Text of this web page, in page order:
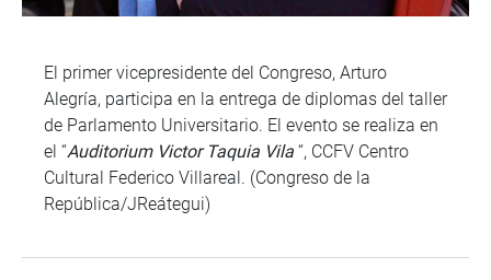
El primer vicepresidente del Congreso, Arturo
Alegría, participa en la entrega de diplomas del taller
de Parlamento Universitario. El evento se realiza en
el “Auditorium Victor Taquia Vila “, CCFV Centro
Cultural Federico Villareal. (Congreso de la
República/JReátegui)